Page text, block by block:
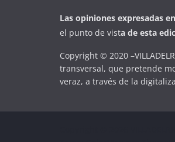
Las opiniones expresadas en
el punto de vista de esta
Copyright © 2020
transversal, que pretende
veraz, a través de la